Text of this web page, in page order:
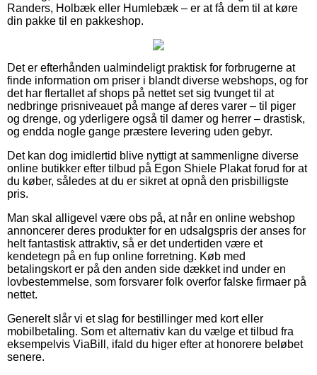
Randers, Holbæk eller Humlebæk – er at få dem til at køre
din pakke til en pakkeshop.
Det er efterhånden ualmindeligt praktisk for forbrugerne at
finde information om priser i blandt diverse webshops, og for
det har flertallet af shops på nettet set sig tvunget til at
nedbringe prisniveauet på mange af deres varer – til piger
og drenge, og yderligere også til damer og herrer – drastisk,
og endda nogle gange præstere levering uden gebyr.
Det kan dog imidlertid blive nyttigt at sammenligne diverse
online butikker efter tilbud på Egon Shiele Plakat forud for at
du køber, således at du er sikret at opnå den prisbilligste
pris.
Man skal alligevel være obs på, at når en online webshop
annoncerer deres produkter for en udsalgspris der anses for
helt fantastisk attraktiv, så er det undertiden være et
kendetegn på en fup online forretning. Køb med
betalingskort er på den anden side dækket ind under en
lovbestemmelse, som forsvarer folk overfor falske firmaer på
nettet.
Generelt slår vi et slag for bestillinger med kort eller
mobilbetaling. Som et alternativ kan du vælge et tilbud fra
eksempelvis ViaBill, ifald du higer efter at honorere beløbet
senere.